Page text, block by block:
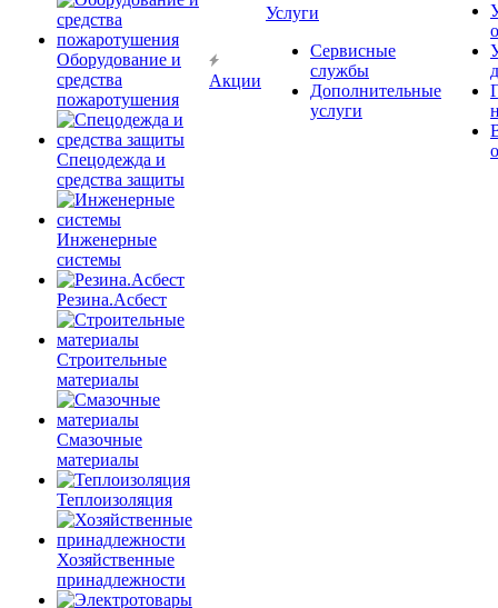
Оборудование и
средства
пожаротушения
Спецодежда и
средства защиты
Инженерные
системы
Резина.Асбест
Строительные
материалы
Смазочные
материалы
Теплоизоляция
Хозяйственные
принадлежности
Акции
Услуги
Сервисные
службы
Дополнительные
услуги